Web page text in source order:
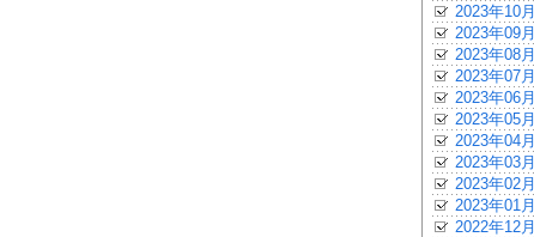
2023年10月
2023年09月
2023年08月
2023年07月
2023年06月
2023年05月
2023年04月
2023年03月
2023年02月
2023年01月
2022年12月